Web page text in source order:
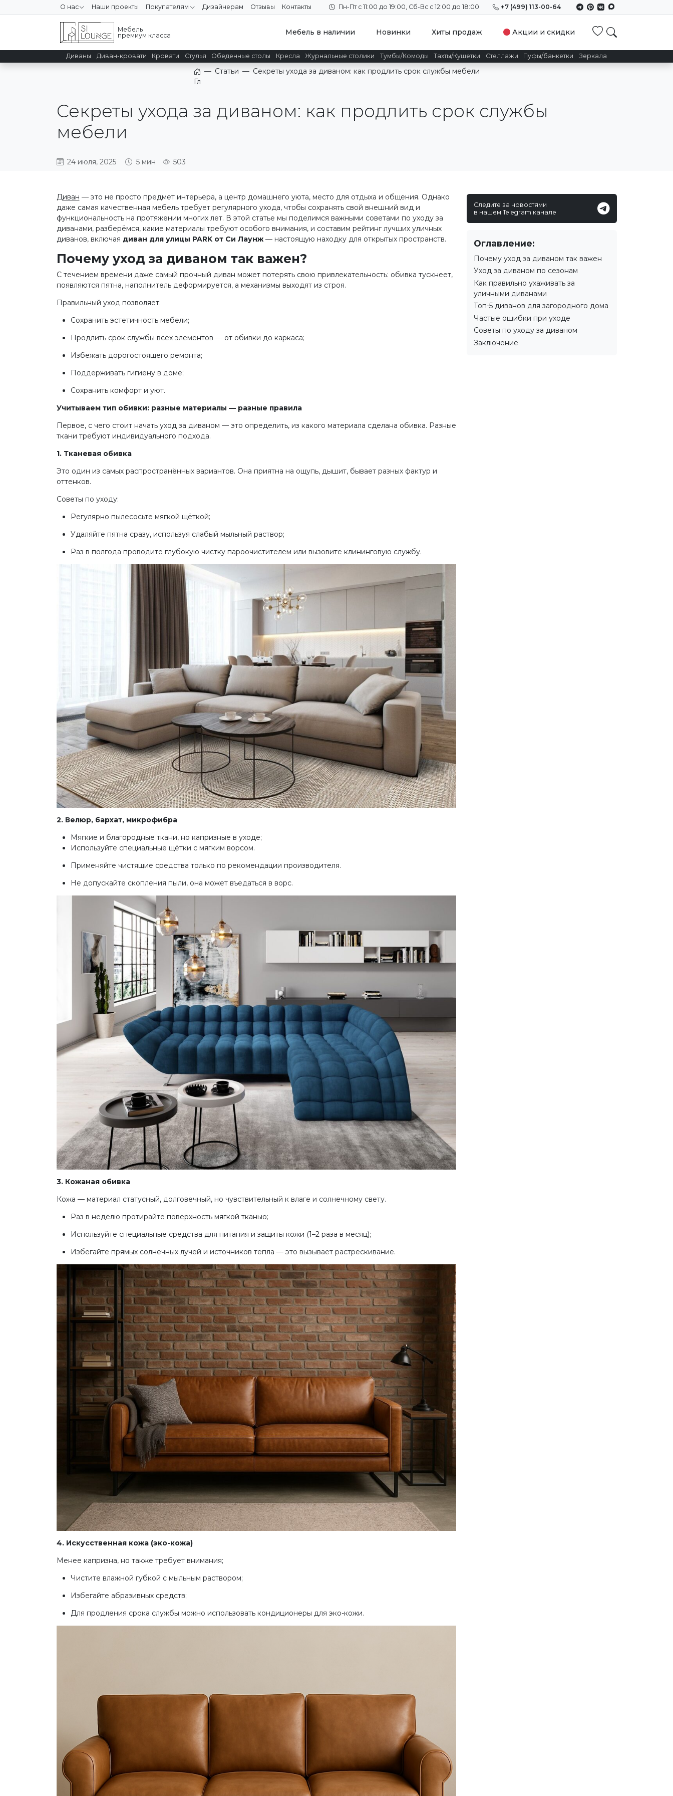
О нас Наши проекты Покупателям Дизайнерам Отзывы Контакты Пн-Пт с 11:00 до 19:00, Сб-Вс с 12:00 до 18:00 +7 (499) 113-00-64
Мебель
премиум класса
Мебель в наличии Новинки Хиты продаж Акции и скидки Избранное
Диваны Диван-кровати Кровати Стулья Обеденные столы Кресла Журнальные столики Тумбы/Комоды Тахты/Кушетки Стеллажи Пуфы/банкетки Зеркала
Главная
— Статьи — Секреты ухода за диваном: как продлить срок службы мебели
Секреты ухода за диваном: как продлить срок службы
мебели
24 июля, 2025 5 мин 503
Следите за новостями
в нашем Telegram канале
Оглавление:
Почему уход за диваном так важен
Уход за диваном по сезонам
Как правильно ухаживать за
уличными диванами
Топ-5 диванов для загородного дома
Частые ошибки при уходе
Советы по уходу за диваном
Заключение
Диван — это не просто предмет интерьера, а центр домашнего уюта, место для отдыха и общения. Однако
даже самая качественная мебель требует регулярного ухода, чтобы сохранять свой внешний вид и
функциональность на протяжении многих лет. В этой статье мы поделимся важными советами по уходу за
диванами, разберёмся, какие материалы требуют особого внимания, и составим рейтинг лучших уличных
диванов, включая диван для улицы PARK от Си Лаунж— настоящую находку для открытых пространств.
Почему уход за диваном так важен?
С течением времени даже самый прочный диван может потерять свою привлекательность: обивка тускнеет,
появляются пятна, наполнитель деформируется, а механизмы выходят из строя.
Правильный уход позволяет:
Сохранить эстетичность мебели;
Продлить срок службы всех элементов — от обивки до каркаса;
Избежать дорогостоящего ремонта;
Поддерживать гигиену в доме;
Сохранить комфорт и уют.
Учитываем тип обивки: разные материалы — разные правила
Первое, с чего стоит начать уход за диваном — это определить, из какого материала сделана обивка. Разные
ткани требуют индивидуального подхода.
1. Тканевая обивка
Это один из самых распространённых вариантов. Она приятна на ощупь, дышит, бывает разных фактур и
оттенков.
Советы по уходу:
Регулярно пылесосьте мягкой щёткой;
Удаляйте пятна сразу, используя слабый мыльный раствор;
Раз в полгода проводите глубокую чистку пароочистителем или вызовите клининговую службу.
2. Велюр, бархат, микрофибра
Мягкие и благородные ткани, но капризные в уходе;
Используйте специальные щётки с мягким ворсом.
Применяйте чистящие средства только по рекомендации производителя.
Не допускайте скопления пыли, она может въедаться в ворс.
3. Кожаная обивка
Кожа — материал статусный, долговечный, но чувствительный к влаге и солнечному свету.
Раз в неделю протирайте поверхность мягкой тканью;
Используйте специальные средства для питания и защиты кожи (1–2 раза в месяц);
Избегайте прямых солнечных лучей и источников тепла — это вызывает растрескивание.
4. Искусственная кожа (эко-кожа)
Менее капризна, но также требует внимания;
Чистите влажной губкой с мыльным раствором;
Избегайте абразивных средств;
Для продления срока службы можно использовать кондиционеры для эко-кожи.